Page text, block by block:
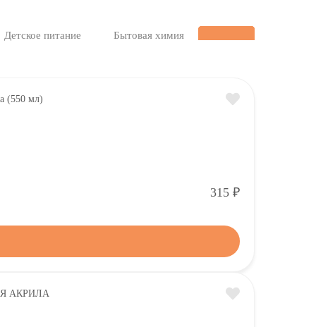
Детское питание Бытовая химия
315 Р